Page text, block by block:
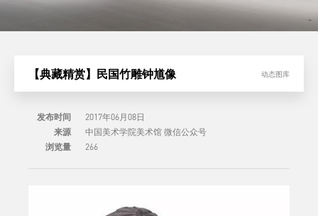
【典藏精赏】民国竹雕钟馗像 动态图库
发布时间
2017年06月08日
来源
中国美术学院美术馆 微信公众号
浏览量
266